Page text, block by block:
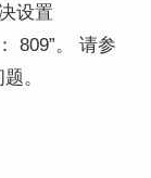
设置
809”。 请参
。